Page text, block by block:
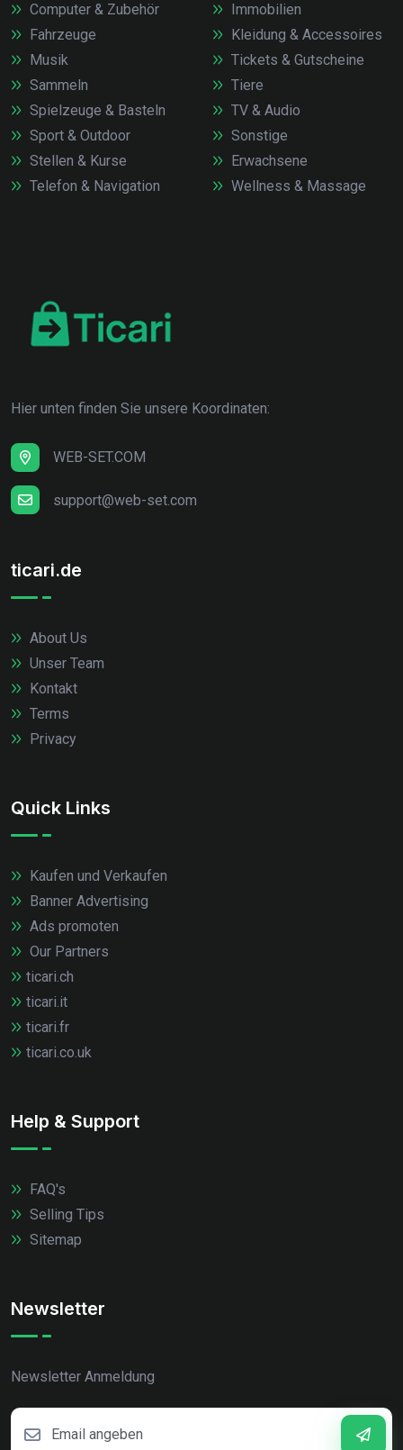
Computer & Zubehör
Fahrzeuge
Immobilien
Kleidung & Accessoires
Musik
Sammeln
Spielzeuge & Basteln
Sport & Outdoor
Stellen & Kurse
Telefon & Navigation
Tickets & Gutscheine
Tiere
TV & Audio
Sonstige
Erwachsene
Wellness & Massage
Hier unten finden Sie unsere Koordinaten:
WEB-SET.COM
support@web-set.com
ticari.de
About Us
Unser Team
Kontakt
Terms
Privacy
Quick Links
Kaufen und Verkaufen
Banner Advertising
Ads promoten
Our Partners
ticari.ch
ticari.it
ticari.fr
ticari.co.uk
Help & Support
FAQ's
Selling Tips
Sitemap
Newsletter
Newsletter Anmeldung